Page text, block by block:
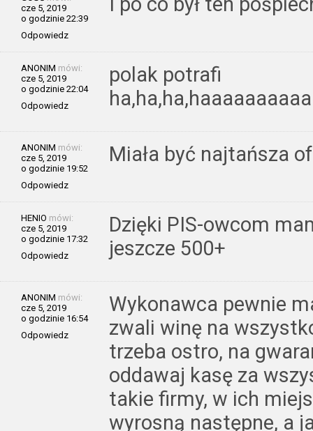
cze 5, 2019
o godzinie 22:39
Odpowiedz
ANONIM mówi:
cze 5, 2019
o godzinie 22:04
Odpowiedz
polak potrafi
ANONIM mówi:
cze 5, 2019
o godzinie 19:52
Odpowiedz
Miała być najtańsza
HENIO mówi:
cze 5, 2019
o godzinie 17:32
Odpowiedz
Dzięki PIS-owcom
jeszcze 500+
ANONIM mówi:
cze 5, 2019
o godzinie 16:54
Odpowiedz
Wykonawca pewnie
zwali winę na
trzeba ostro, na
oddawaj kasę za
takie firmy, w ich
wyrosną następne, a